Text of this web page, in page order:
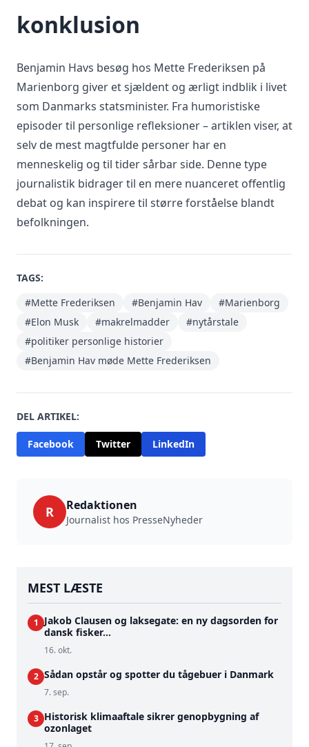
konklusion
Benjamin Havs besøg hos Mette Frederiksen på
Marienborg giver et sjældent og ærligt indblik i livet
som Danmarks statsminister. Fra humoristiske
episoder til personlige refleksioner – artiklen viser, at
selv de mest magtfulde personer har en
menneskelig og til tider sårbar side. Denne type
journalistik bidrager til en mere nuanceret offentlig
debat og kan inspirere til større forståelse blandt
befolkningen.
TAGS:
#Mette Frederiksen
#Benjamin Hav
#Marienborg
#Elon Musk
#makrelmadder
#nytårstale
#politiker personlige historier
#Benjamin Hav møde Mette Frederiksen
DEL ARTIKEL:
Facebook Twitter LinkedIn
R Redaktionen
Journalist hos PresseNyheder
MEST LÆSTE
1
Jakob Clausen og laksegate: en ny dagsorden for
dansk fisker...
16. okt.
2 Sådan opstår og spotter du tågebuer i Danmark
7. sep.
3 Historisk klimaaftale sikrer genopbygning af
ozonlaget